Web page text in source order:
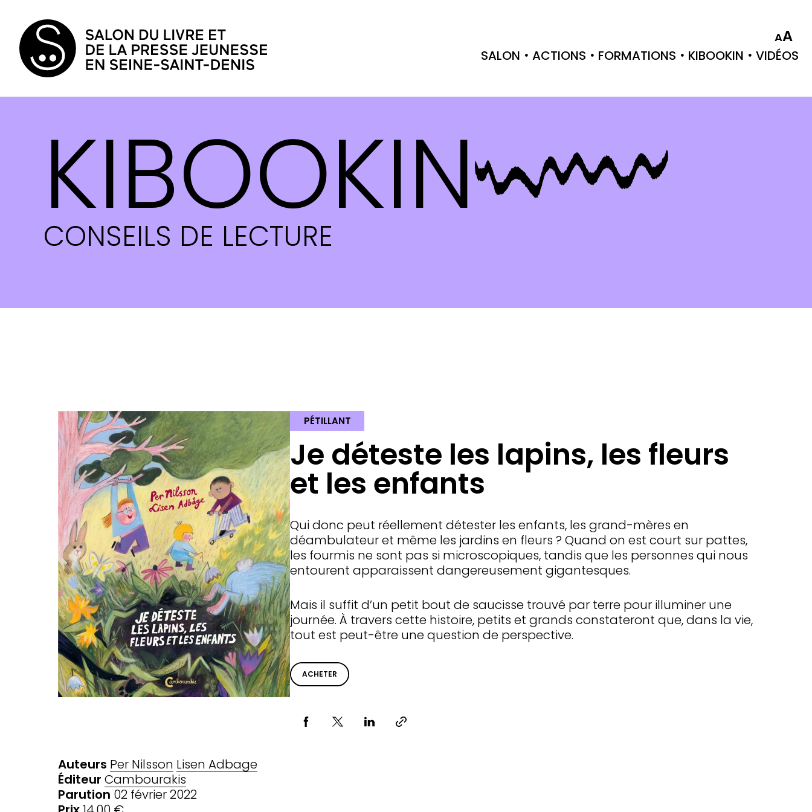
AA
SALON ACTIONS FORMATIONS KIBOOKIN VIDÉOS
KIBOOKIN
CONSEILS DE LECTURE
PÉTILLANT
Je déteste les lapins, les fleurs
et les enfants
Qui donc peut réellement détester les enfants, les grand-mères en
déambulateur et même les jardins en fleurs ? Quand on est court sur pattes,
les fourmis ne sont pas si microscopiques, tandis que les personnes qui nous
entourent apparaissent dangereusement gigantesques.
Mais il suffit d’un petit bout de saucisse trouvé par terre pour illuminer une
journée. À travers cette histoire, petits et grands constateront que, dans la vie,
tout est peut-être une question de perspective.
ACHETER
Partager via
Auteurs Per Nilsson Lisen Adbage
Éditeur Cambourakis
Parution 02 février 2022